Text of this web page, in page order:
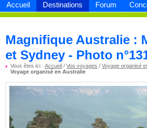
Accueil Destinations Forum
Magnifique Australie :
et Sydney - Photo
Vous êtes ici :Accueil /Vos voyages /Voyage organisé
Voyage organisé en Australie